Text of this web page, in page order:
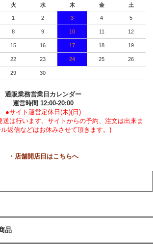
火 水 木 金 土
1 2 3 4 5
8 9 10 11 12
15 16 17 18 19
22 23 24 25 26
29 30
通販業務営業日カレンダー
運営時間 12:00-20:00
●サイト運営定休日(木)(日)
送は行います。サイトからの予約、注文は出来ま
返信などはお休みさせて頂きます。)
・店舗開店日はこちらへ
品